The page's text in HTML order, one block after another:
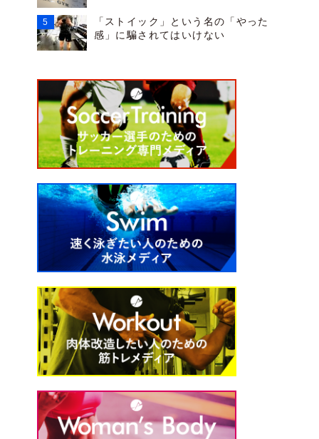
「ストイック」という名の「やった
感」に騙されてはいけない